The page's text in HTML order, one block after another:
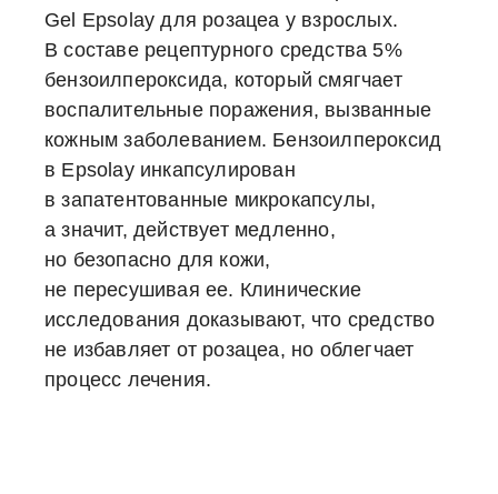
Gel Epsolay для розацеа у взрослых.
В составе рецептурного средства 5%
бензоилпероксида, который смягчает
воспалительные поражения, вызванные
кожным заболеванием. Бензоилпероксид
в Epsolay инкапсулирован
в запатентованные микрокапсулы,
а значит, действует медленно,
но безопасно для кожи,
не пересушивая ее. Клинические
исследования доказывают, что средство
не избавляет от розацеа, но облегчает
процесс лечения.